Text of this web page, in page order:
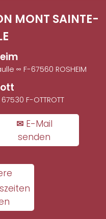
MONT SAINTE-
∞ F-67560 ROSHEIM
F-OTTROTT
✉ E-Mail
senden